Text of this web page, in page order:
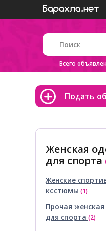
Всего
Подать
Женская
для спорта
Женские
костюмы (1)
Прочая
для спорта (2)